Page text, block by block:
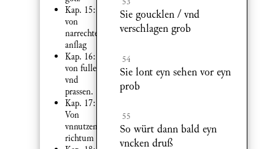
Kap. 15:
von
narrechtem
anag
Kap. 16:
von fullen
vnd
prassen.
Kap. 17:
Von
vnnutzem
richtum
Sie goucklen / vnd
verschlagen grob
54
Sie lont eyn sehen vor eyn
prob
55
So würt dann bald eyn
vncken druß